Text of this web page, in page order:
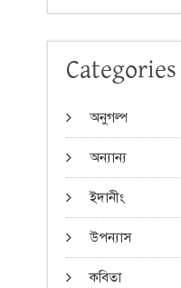
Categories
অনুগল্প
অন্যান্য
ইদানীং
উপন্যাস
কবিতা